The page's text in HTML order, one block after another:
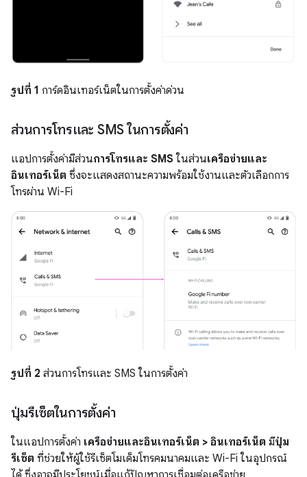
รูปที่ 1 การ์ดอินเทอร์เน็ตในการตั้งค่าด่วน
ส่วนการโทรและ SMS ในการตั้งค่า
แอปการตั้งค่ามีส่วนการโทรและ SMS ในส่วนเครือข่ายและ
อินเทอร์เน็ต ซึ่งจะแสดงสถานะความพร้อมใช้งานและตัวเลือกการ
โทรผ่าน Wi-Fi
รูปที่ 2 ส่วนการโทรและ SMS ในการตั้งค่า
ปุ่มรีเซ็ตในการตั้งค่า
ในแอปการตั้งค่า เครือข่ายและอินเทอร์เน็ต > อินเทอร์เน็ต มีปุ่ม
รีเซ็ต ที่ช่วยให้ผู้ใช้รีเซ็ตโมเด็มโทรคมนาคมและ Wi-Fi ในอุปกรณ์